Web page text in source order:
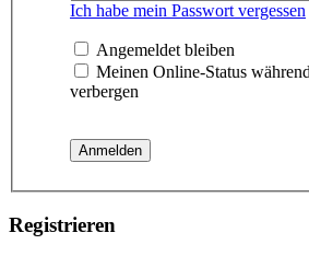
Ich habe mein Passwort vergessen
Angemeldet bleiben
Meinen Online-Status
verbergen
Registrieren